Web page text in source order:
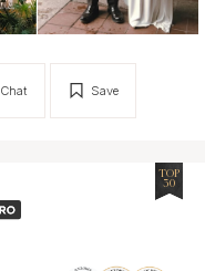
Save
Chat
TOP
30